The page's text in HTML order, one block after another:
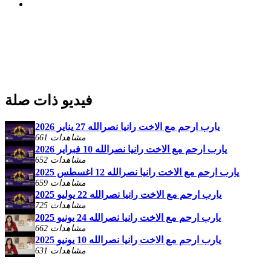
فيديو ذات صلة
يارب ارحم مع الاخت رانيا نصرالله 27 يناير 2026
661 مشاهدات
يارب ارحم مع الاخت رانيا نصرالله 10 فبراير 2026
652 مشاهدات
يارب ارحم مع الاخت رانيا نصرالله 12 اغسطس 2025
659 مشاهدات
يارب ارحم مع الاخت رانيا نصرالله 22 يوليو 2025
725 مشاهدات
يارب ارحم مع الاخت رانيا نصرالله 24 يونيو 2025
662 مشاهدات
يارب ارحم مع الاخت رانيا نصرالله 10 يونيو 2025
631 مشاهدات